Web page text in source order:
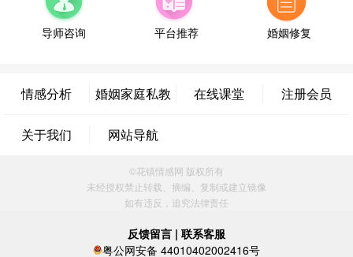
微信用户 小任性 通过此页面咨询，已获得专属情感
上海-黄浦 135****7601
24分钟前
案
微信用户 谢思明 通过此页面咨询，已获得专属情感
方案
广东-佛山 139****6034
微信用户 静默 通过此页面咨询，已获得专属情感方
导师咨询 平台推荐 婚姻修复
情感分析 婚姻家庭私教 在线课堂 注册会员
关于我们 网站导航
©花镇情感网 版权所有
未经授权禁止转载、摘编、复制或建立镜像
如有违反，追究法律责任
反馈留言 | 联系客服
粤公网安备 44010402002416号